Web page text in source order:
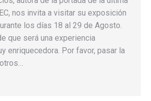
nos invita a visitar su exposición
los días 18 al 29 de Agosto.
que será una experiencia
enriquecedora. Por favor, pasar la